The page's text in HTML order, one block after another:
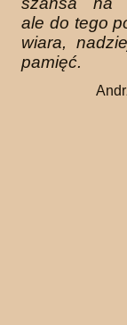
ale do tego
wiara,
pamięć.